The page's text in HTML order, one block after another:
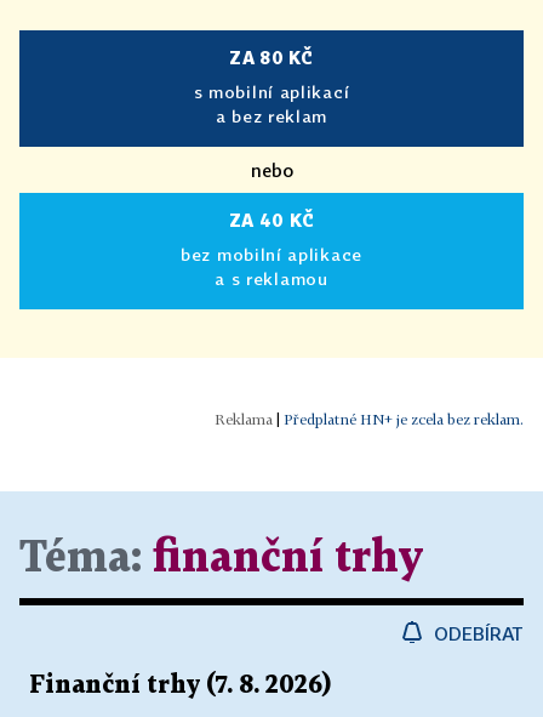
ZA 80 KČ
s mobilní aplikací
a bez reklam
nebo
ZA 40 KČ
bez mobilní aplikace
a s reklamou
Předplatné HN+ je zcela bez reklam.
Téma: finanční trhy
ODEBÍRAT
Finanční trhy (7. 8. 2026)